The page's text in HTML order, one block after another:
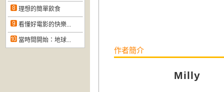
理想的簡單飲食
看懂好電影的快樂...
當時間開始：地球...
作者簡介
Milly